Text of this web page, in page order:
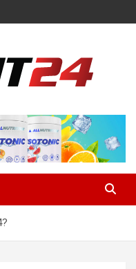
i K-1, UFC